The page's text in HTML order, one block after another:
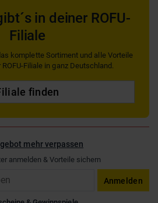
in deiner ROFU-
Filiale
komplette Sortiment und alle Vorteile
Filiale in ganz Deutschland.
finden
mehr verpassen
anmelden & Vorteile sichern
Anmelden